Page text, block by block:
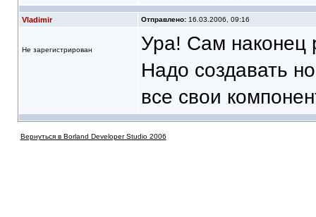
Vladimir Отправлено:16.03.2006, 09:16
Не зарегистрирован
Ура! Сам наконец
Надо создавать
все свои
Вернуться в Borland Developer Studio 2006